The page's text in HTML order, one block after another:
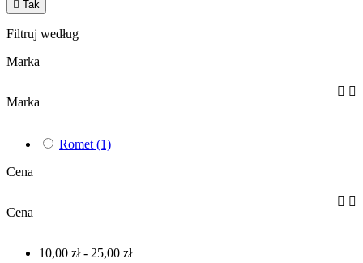
 Tak
Filtruj według
Marka
Marka
 
Romet(1)
Cena
Cena
 
10,00 zł - 25,00 zł